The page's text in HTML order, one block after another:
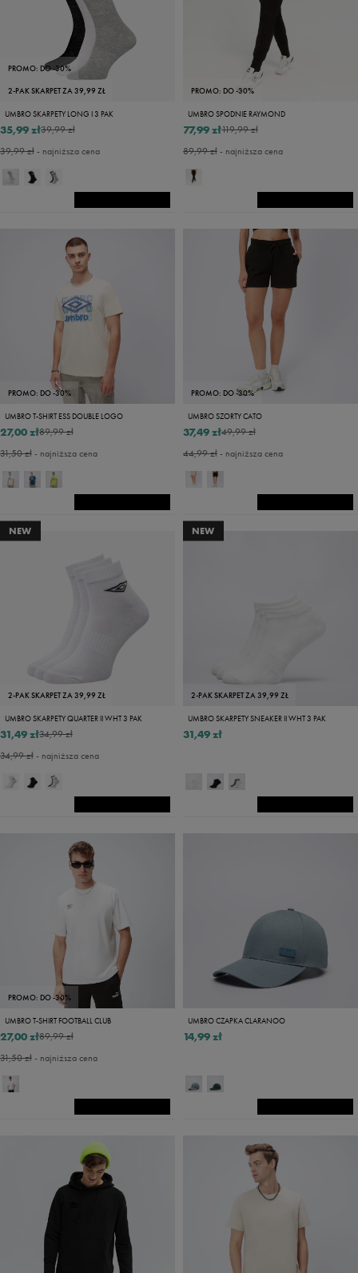
PROMO: DO -30%
2-PAK SKARPET ZA 39,99 ZŁ
UMBRO SKARPETY LONG I 3 PAK
39,99 zł
35,99 zł
39,99 zł- najniższa cena
PROMO: DO -30%
UMBRO SPODNIE RAYMOND
119,99 zł
77,99 zł
89,99 zł- najniższa cena
PROMO: DO -30%
UMBRO T-SHIRT ESS DOUBLE LOGO
89,99 zł
27,00 zł
31,50 zł- najniższa cena
PROMO: DO -30%
UMBRO SZORTY CATO
49,99 zł
37,49 zł
44,99 zł- najniższa cena
NEW
2-PAK SKARPET ZA 39,99 ZŁ
UMBRO SKARPETY QUARTER II WHT 3 PAK
34,99 zł
31,49 zł
34,99 zł- najniższa cena
NEW
2-PAK SKARPET ZA 39,99 ZŁ
UMBRO SKARPETY SNEAKER II WHT 3 PAK
31,49 zł
PROMO: DO -30%
UMBRO T-SHIRT FOOTBALL CLUB
89,99 zł
27,00 zł
31,50 zł- najniższa cena
UMBRO CZAPKA CLARANOO
14,99 zł